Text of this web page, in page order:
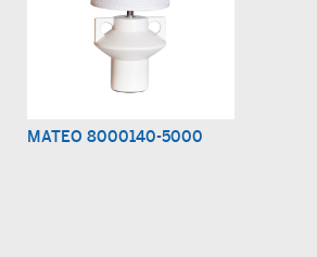
MATEO 8000140-5000